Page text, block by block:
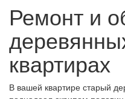
Ремонт и
квартирах
В вашей квартире старый